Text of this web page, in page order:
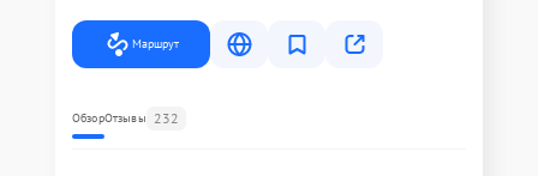
Маршрут
ОбзорОтзывы 232